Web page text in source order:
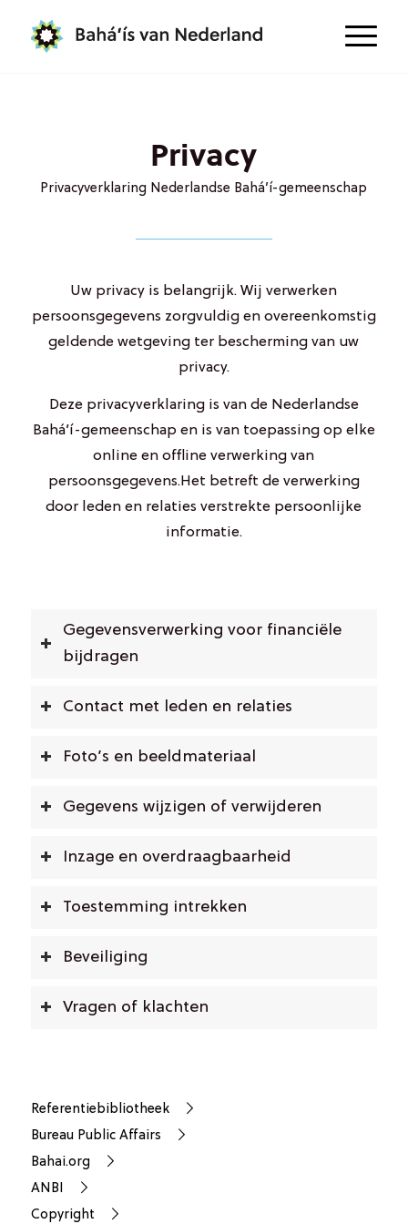
Privacy
Privacyverklaring Nederlandse Bahá’í-gemeenschap
Uw privacy is belangrijk. Wij verwerken
persoonsgegevens zorgvuldig en overeenkomstig
geldende wetgeving ter bescherming van uw
privacy.
Deze privacyverklaring is van de Nederlandse
Bahá’í-gemeenschap en is van toepassing op elke
online en offline verwerking van
persoonsgegevens.Het betreft de verwerking
door leden en relaties verstrekte persoonlijke
informatie.
Gegevensverwerking voor financiële
bijdragen
Contact met leden en relaties
Foto’s en beeldmateriaal
Gegevens wijzigen of verwijderen
Inzage en overdraagbaarheid
Toestemming intrekken
Beveiliging
Vragen of klachten
Referentiebibliotheek
Bureau Public Affairs
Bahai.org
ANBI
Copyright